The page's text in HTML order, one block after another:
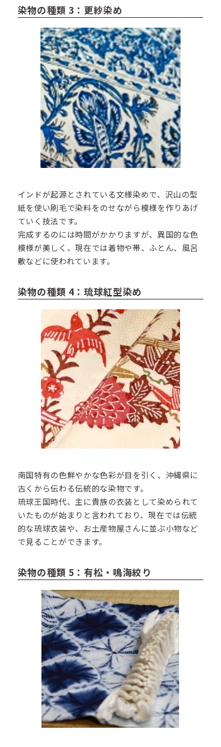
染物の種類 3：更紗染め
インドが起源とされている文様染めで、沢山の型
紙を使い刷毛で染料をのせながら模様を作りあげ
ていく技法です。
完成するのには時間がかかりますが、異国的な色
模様が美しく、現在では着物や帯、ふとん、風呂
敷などに使われています。
染物の種類 4：琉球紅型染め
南国特有の色鮮やかな色彩が目を引く、沖縄県に
古くから伝わる伝統的な染物です。
琉球王国時代、主に貴族の衣装として染められて
いたものが始まりと言われており、現在では伝統
的な琉球衣装や、お土産物屋さんに並ぶ小物など
で見ることができます。
染物の種類 5：有松・鳴海絞り